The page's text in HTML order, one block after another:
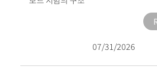
07/31/2026